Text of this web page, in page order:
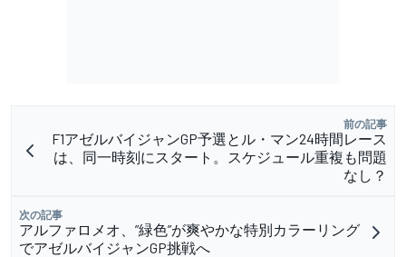
前の記事
F1アゼルバイジャンGP予選とル・マン24時間レース
は、同一時刻にスタート。スケジュール重複も問題
なし？
次の記事
アルファロメオ、”緑色”が爽やかな特別カラーリング
でアゼルバイジャンGP挑戦へ